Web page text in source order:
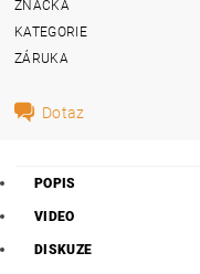
ZNAČKA
KATEGORIE
ZÁRUKA
Dotaz
POPIS
VIDEO
DISKUZE